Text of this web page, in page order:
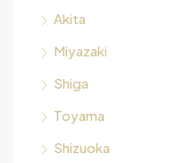
Akita
Miyazaki
Shiga
Toyama
Shizuoka